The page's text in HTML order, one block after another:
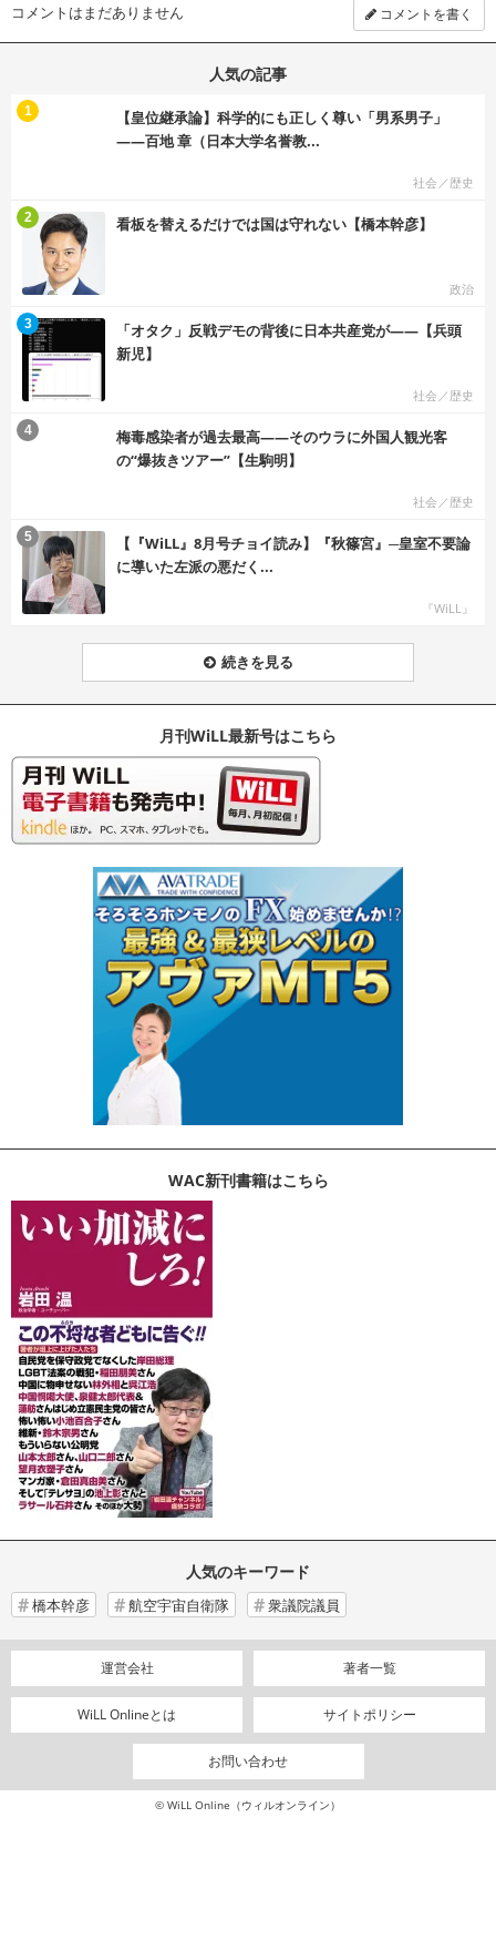
コメントはまだありません コメントを書く
人気の記事
【皇位継承論】科学的にも正しく尊い「男系男子」
――百地 章（日本大学名誉教...
社会／歴史
1
看板を替えるだけでは国は守れない【橋本幹彦】
政治
2
「オタク」反戦デモの背後に日本共産党が――【兵頭
新児】
社会／歴史
3
梅毒感染者が過去最高――そのウラに外国人観光客
の“爆抜きツアー”【生駒明】
社会／歴史
4
【『WiLL』8月号チョイ読み】『秋篠宮』─皇室不要論
に導いた左派の悪だく...
『WiLL』
5
続きを見る
月刊WiLL最新号はこちら
WAC新刊書籍はこちら
人気のキーワード
橋本幹彦 航空宇宙自衛隊 衆議院議員
運営会社 著者一覧
WiLL Onlineとは サイトポリシー
お問い合わせ
© WiLL Online（ウィルオンライン）